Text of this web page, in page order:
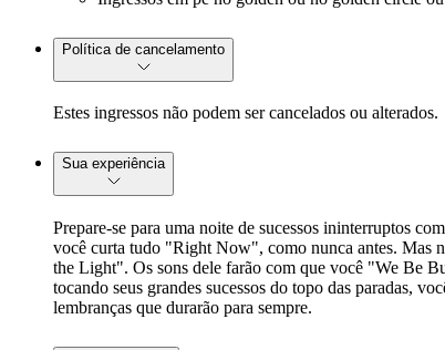
Política de cancelamento
Estes ingressos não podem ser cancelados ou alterados.
Sua experiência
Prepare-se para uma noite de sucessos ininterruptos
você curta tudo "Right Now", como nunca antes. Mas
the Light". Os sons dele farão com que você "We Be
tocando seus grandes sucessos do topo das paradas,
lembranças que durarão para sempre.